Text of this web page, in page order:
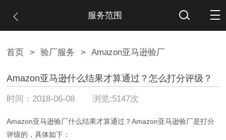
服务范围
首页 > 验厂服务 > Amazon亚马逊验厂
Amazon亚马逊什么结果才算通过？怎么打分评级？
时间：2018-06-08 浏览:5147次
Amazon亚马逊验厂什么结果才算通过？Amazon亚马逊验厂是打分
评级的，具体如下：